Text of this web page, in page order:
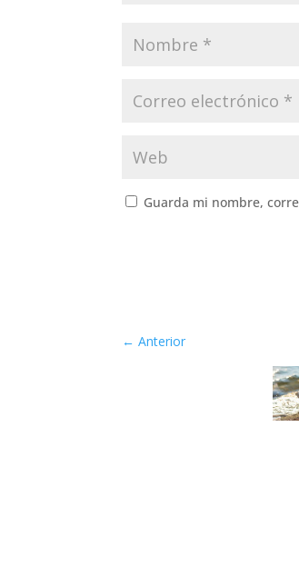
Guarda mi nombre,
←Anterior